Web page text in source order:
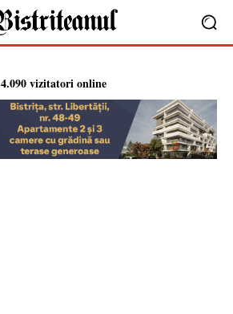
4.090 vizitatori online